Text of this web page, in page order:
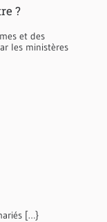
?
et des
les ministères
[…}